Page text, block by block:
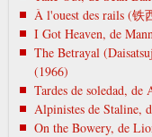
À l'ouest des rails (
I Got Heaven, de
The Betrayal
(1966)
Tardes de soledad, de
Alpinistes de Staline,
On the Bowery, de